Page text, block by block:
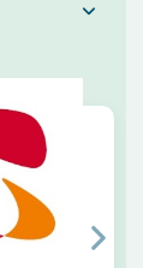
Next